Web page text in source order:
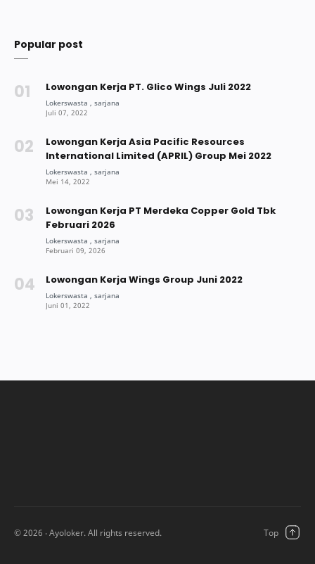
Popular post
Lowongan Kerja PT. Glico Wings Juli 2022
Lowongan Kerja Asia Pacific Resources
International Limited (APRIL) Group Mei 2022
Lowongan Kerja PT Merdeka Copper Gold Tbk
Februari 2026
Lowongan Kerja Wings Group Juni 2022
©2026 ‧ Ayoloker. All rights reserved.